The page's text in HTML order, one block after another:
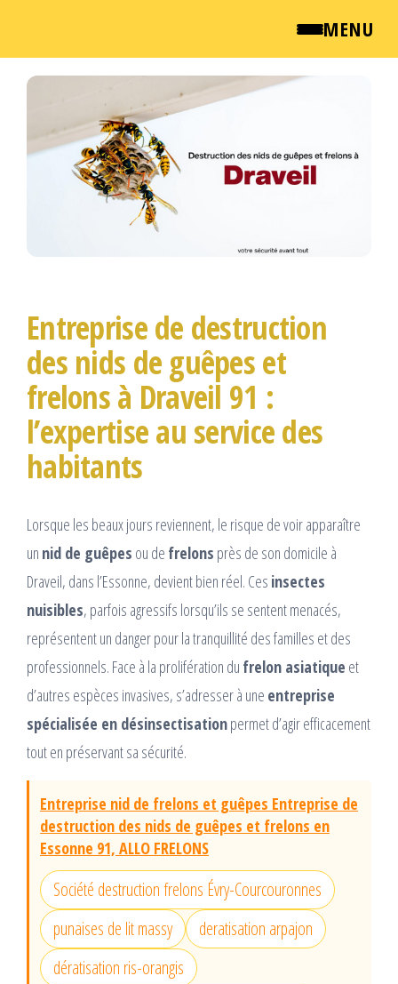
MENU
QUI SOMMES NOUS ?
NEWSROOM
Passer
Entreprise de destruction
des nids de guêpes et
frelons à Draveil 91 :
l’expertise au service des
habitants
Lorsque les beaux jours reviennent, le risque de voir apparaître
un nid de guêpes ou de frelons près de son domicile à
Draveil, dans l’Essonne, devient bien réel. Ces insectes
nuisibles, parfois agressifs lorsqu’ils se sentent menacés,
représentent un danger pour la tranquillité des familles et des
professionnels. Face à la prolifération du frelon asiatique et
d’autres espèces invasives, s’adresser à une entreprise
spécialisée en désinsectisationpermet d’agir efficacement
tout en préservant sa sécurité.
Entreprise nid de frelons et guêpes Entreprise de
destruction des nids de guêpes et frelons en
Essonne 91, ALLO FRELONS
Société destruction frelons Évry-Courcouronnes
punaises de lit massy
deratisation arpajon
dératisation ris-orangis